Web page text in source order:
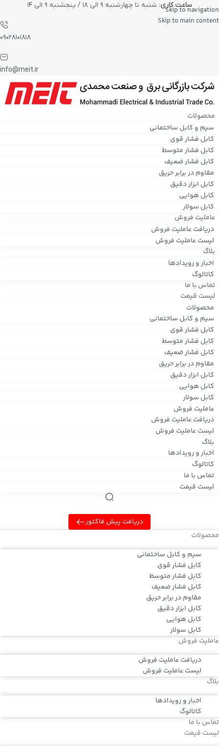
Skip to navigation
Skip to main content
ساعت کاری: شنبه تا چهارشنبه ۹ الی ۱۸ / پنجشنبه ۹ الی ۱۴
۰۹۰۲۸۱۰۱۸۱۸
info@meit.ir
محصولات
سیم و کابل ساختمانی
کابل فشار قوی
کابل فشار متوسط
کابل فشار ضعیف
مقاوم در برابر حریق
کابل ابزار دقیق
کابل هوایی
کابل سولار
عاملیت فروش
دریافت عاملیت فروش
لیست عاملیت فروش
بلاگ
اخبار و رویدادها
کاتالوگ
تماس با ما
لیست قیمت
محصولات
سیم و کابل ساختمانی
کابل فشار قوی
کابل فشار متوسط
کابل فشار ضعیف
مقاوم در برابر حریق
کابل ابزار دقیق
کابل هوایی
کابل سولار
عاملیت فروش
دریافت عاملیت فروش
لیست عاملیت فروش
بلاگ
اخبار و رویدادها
کاتالوگ
تماس با ما
لیست قیمت
دریافت پیش فاکتور
محصولات
سیم و کابل ساختمانی
کابل فشار قوی
کابل فشار متوسط
کابل فشار ضعیف
مقاوم در برابر حریق
کابل ابزار دقیق
کابل هوایی
کابل سولار
عاملیت فروش
دریافت عاملیت فروش
لیست عاملیت فروش
بلاگ
اخبار و رویدادها
کاتالوگ
تماس با ما
لیست قیمت